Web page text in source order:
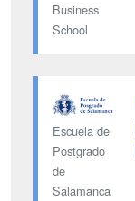
Business
School
Escuela de
Postgrado
de
Salamanca